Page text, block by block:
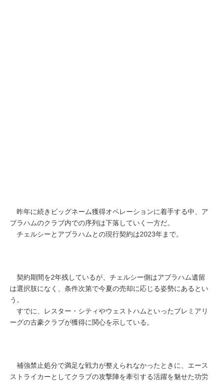
昨年に続きビッグネーム獲得オペレーションに着手する中、ア
ブラハムのクラブ内での序列は下落していく一方だ。
チェルシーとアブラハムとの現行契約は2023年まで。
契約期間を2年残しているが、チェルシー側はアブラハム遺留
は選択肢になく、条件次第で今夏の売却に応じる姿勢にあるとい
う。
すでに、レスター・シティやウェストハムといったプレミアリ
ーグの古豪クラブが獲得に関心を示している。
補強禁止処分で満足な戦力が整えられなかったときに、エース
ストライカーとしてクラブの攻撃陣を牽引する活躍を魅せた功労